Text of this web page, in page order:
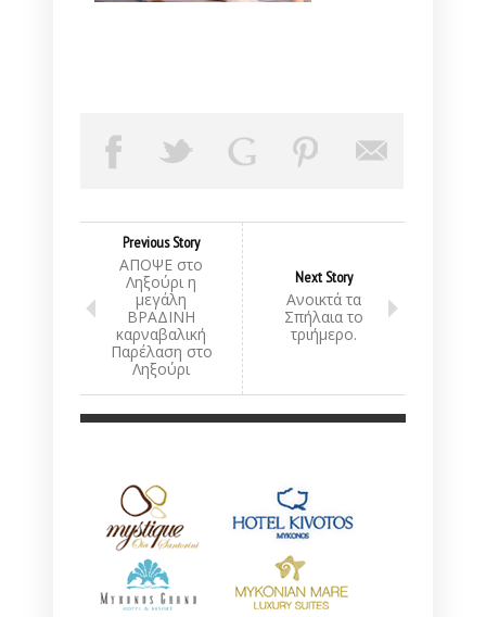
Previous Story
ΑΠΟΨΕ στο
Ληξούρι η
μεγάλη
ΒΡΑΔΙΝΗ
καρναβαλική
Παρέλαση στο
Ληξούρι
Next Story
Ανοικτά τα
Σπήλαια το
τριήμερο.